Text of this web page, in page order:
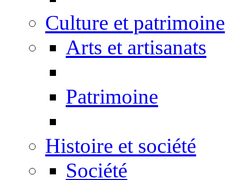
Culture et patrimoine
Arts et artisanats
Patrimoine
Histoire et société
Société